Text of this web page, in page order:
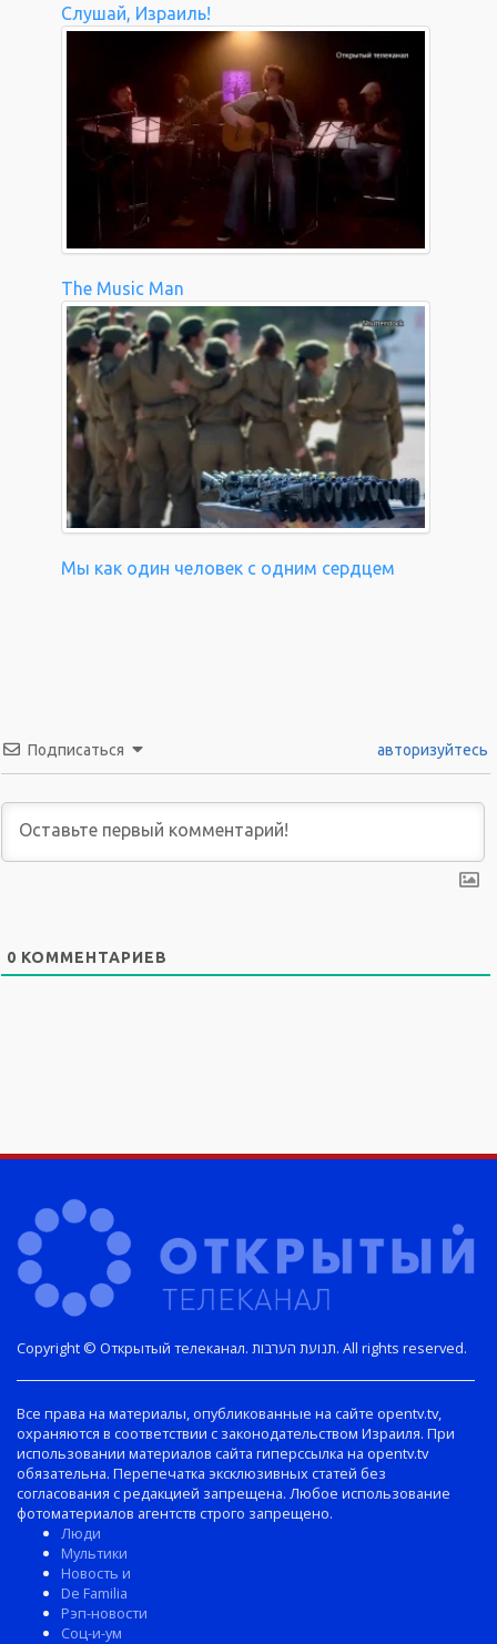
Слушай, Израиль!
The Music Man
Мы как один человек с одним сердцем
Подписаться авторизуйтесь
0 КОММЕНТАРИЕВ
Copyright © Открытый телеканал. תנועת הערבות. All rights reserved.
Все права на материалы, опубликованные на сайте opentv.tv,
охраняются в соответствии с законодательством Израиля. При
использовании материалов сайта гиперссылка на opentv.tv
обязательна. Перепечатка эксклюзивных статей без
согласования с редакцией запрещена. Любое использование
фотоматериалов агентств строго запрещено.
Люди
Мультики
Новость и
De Familia
Рэп-новости
Соц-и-ум